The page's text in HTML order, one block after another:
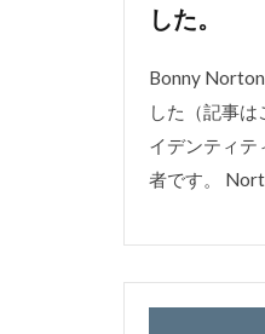
した。
Bonny
した（記事
イデンティテ
者です。